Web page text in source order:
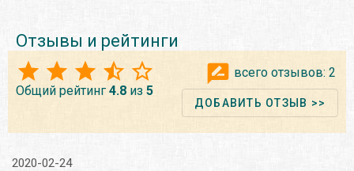
Отзывы и рейтинги
Общий рейтинг 4.8 из 5
всего отзывов: 2
ДОБАВИТЬ ОТЗЫВ >>
2020-02-24